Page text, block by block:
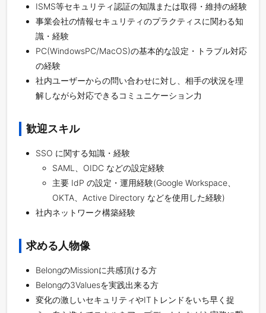
ISMS等セキュリティ認証の知識または取得・維持の経験
事業会社の情報セキュリティのプラクティスに関わる知
識・経験
PC(WindowsPC/MacOS)の基本的な設定・トラブル対応
の経験
社内ユーザーからの問い合わせに対し、相手の状況を理
解しながら対応できるコミュニケーション力
歓迎スキル
SSO に関する知識・経験
SAML、OIDC などの設定経験
主要 IdP の設定・運用経験(Google Workspace、
OKTA、Active Directory などを使用した経験)
社内ネットワーク構築経験
求める人物像
BelongのMissionに共感頂ける方
Belongの3Valuesを実践出来る方
変化の激しいセキュリティやITトレンドをいち早く捉